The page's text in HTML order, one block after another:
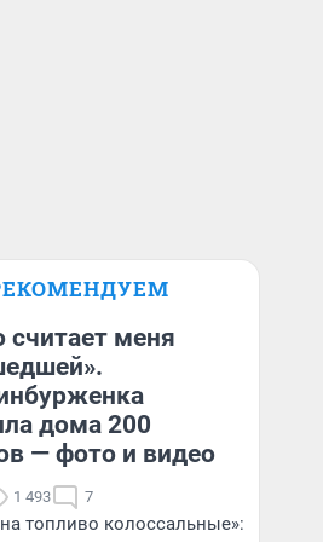
считает меня
дома 200
— фото и видео
1 493 7
топливо колоссальные»: